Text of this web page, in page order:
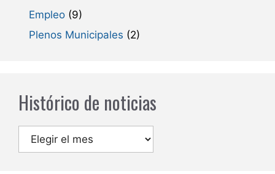
Empleo (9)
Plenos Municipales (2)
Histórico de noticias
Archivos